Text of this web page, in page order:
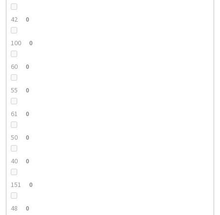
42 0
100 0
60 0
55 0
61 0
50 0
40 0
151 0
48 0